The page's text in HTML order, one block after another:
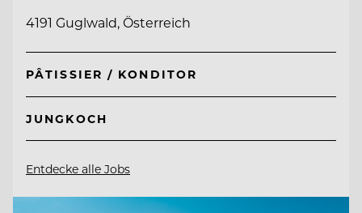
4191 Guglwald, Österreich
PÂTISSIER / KONDITOR
JUNGKOCH
Entdecke alle Jobs